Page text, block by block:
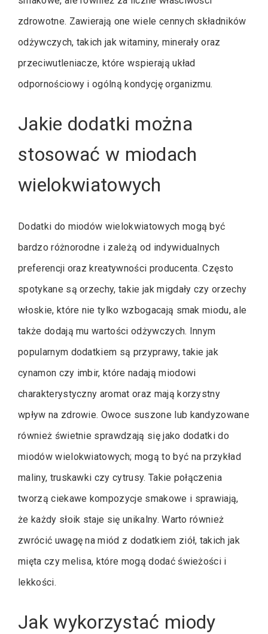
zdrowotne. Zawierają one wiele cennych składników
odżywczych, takich jak witaminy, minerały oraz
przeciwutleniacze, które wspierają układ
odpornościowy i ogólną kondycję organizmu.
Jakie dodatki można
stosować w miodach
wielokwiatowych
Dodatki do miodów wielokwiatowych mogą być
bardzo różnorodne i zależą od indywidualnych
preferencji oraz kreatywności producenta. Często
spotykane są orzechy, takie jak migdały czy orzechy
włoskie, które nie tylko wzbogacają smak miodu, ale
także dodają mu wartości odżywczych. Innym
popularnym dodatkiem są przyprawy, takie jak
cynamon czy imbir, które nadają miodowi
charakterystyczny aromat oraz mają korzystny
wpływ na zdrowie. Owoce suszone lub kandyzowane
również świetnie sprawdzają się jako dodatki do
miodów wielokwiatowych; mogą to być na przykład
maliny, truskawki czy cytrusy. Takie połączenia
tworzą ciekawe kompozycje smakowe i sprawiają,
że każdy słoik staje się unikalny. Warto również
zwrócić uwagę na miód z dodatkiem ziół, takich jak
mięta czy melisa, które mogą dodać świeżości i
lekkości.
Jak wykorzystać miody